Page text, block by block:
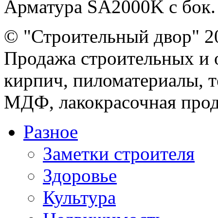
Арматура SA2000K с
© "Строительный двор"
Продажа строительных и
кирпич, пиломатериалы,
МДФ, лакокрасочная
Разное
Заметки строителя
Здоровье
Культура